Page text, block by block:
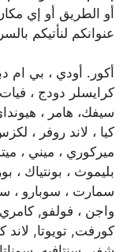
أو الطريق أو إي
عنوانكم لنأتيكم
أكور. أودي ، بي ام
كرايسلر دودج ،
سيفك، هامر ،
كيا ، لاند روفر ،
ميركوري ، ميني ،
بليموث ، بونتياك
سمارت ، سوبارو ،
واجن ، فولفو,
كورفت, تويوتا, لاند